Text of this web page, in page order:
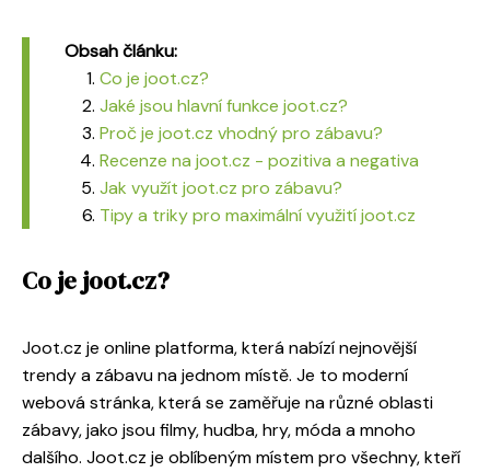
Obsah článku:
Co je joot.cz?
Jaké jsou hlavní funkce joot.cz?
Proč je joot.cz vhodný pro zábavu?
Recenze na joot.cz - pozitiva a negativa
Jak využít joot.cz pro zábavu?
Tipy a triky pro maximální využití joot.cz
Co je joot.cz?
Joot.cz je online platforma, která nabízí nejnovější
trendy a zábavu na jednom místě. Je to moderní
webová stránka, která se zaměřuje na různé oblasti
zábavy, jako jsou filmy, hudba, hry, móda a mnoho
dalšího. Joot.cz je oblíbeným místem pro všechny, kteří